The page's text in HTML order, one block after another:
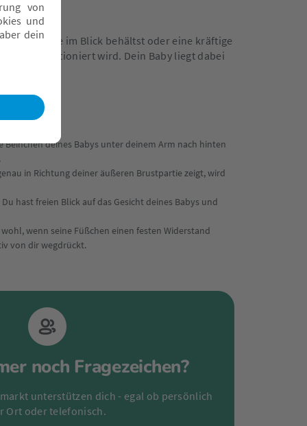
gerne im Blick behältst oder eine kräftige
Arm positioniert wird. Dein Baby liegt dabei
deines Babys unter deinem Arm nach hinten
in Richtung deiner äußeren Brustpartie zeigt, wird
hast freien Blick auf das Gesicht deines Babys und
wenn seine Füßchen einen festen Widerstand
von dir wegdrückt.
noch Fragezeichen?
unterstützen dich - egal ob persönlich
Ort oder telefonisch.